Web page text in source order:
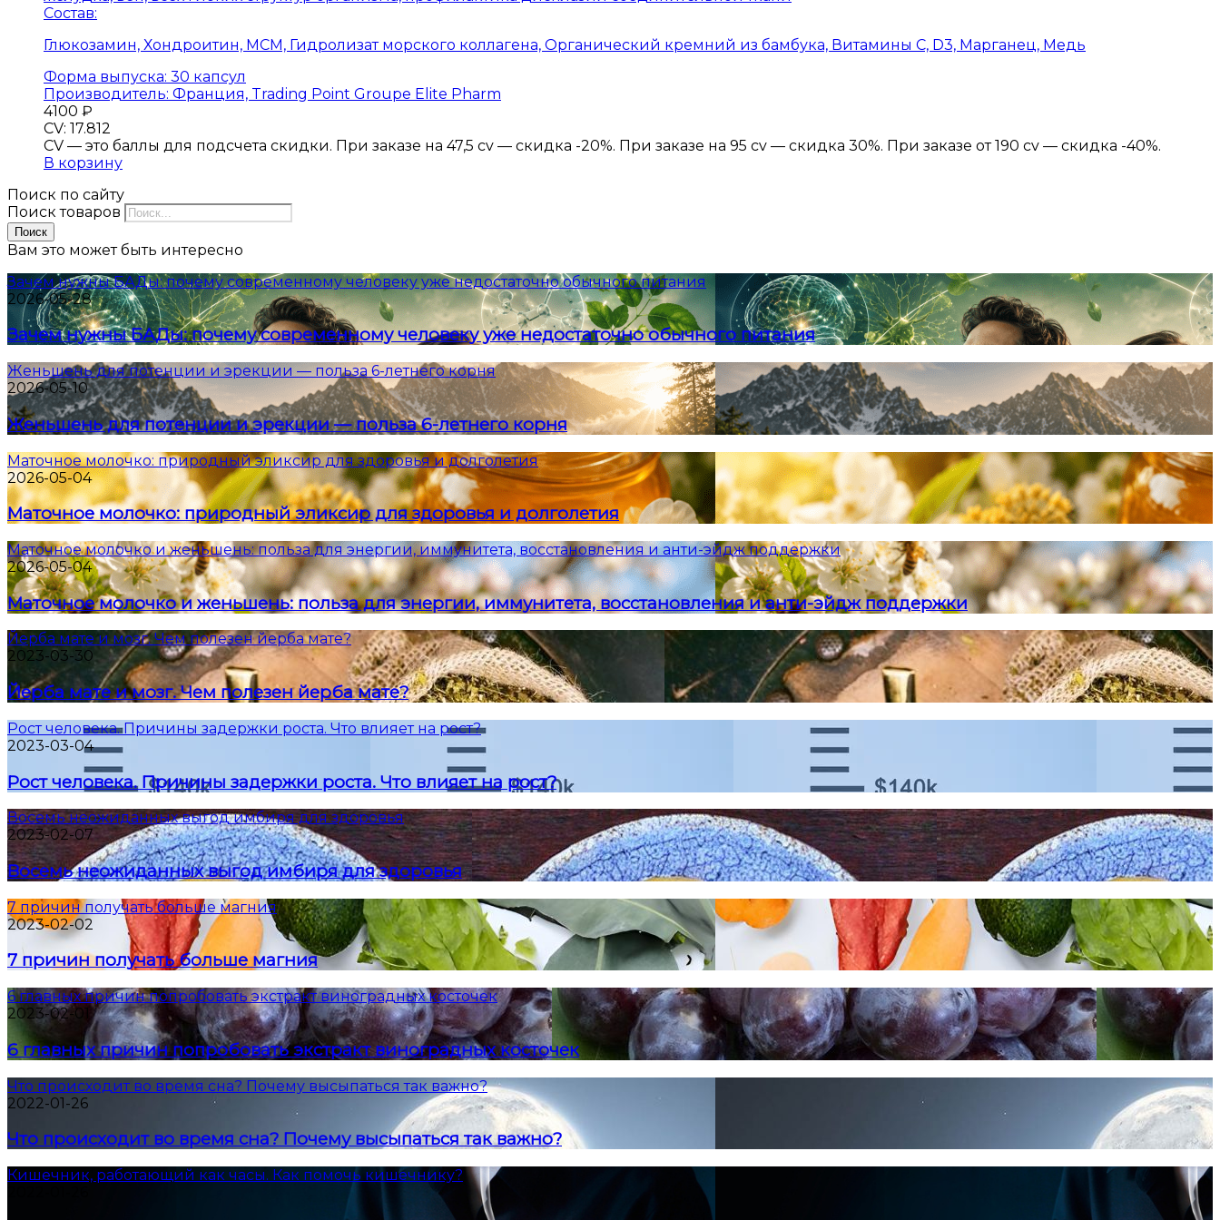
Состав:
Глюкозамин, Хондроитин, МСМ, Гидролизат морского коллагена, Органический кремний из бамбука, Витамины C, D3, Марганец, Медь
Форма выпуска: 30 капсул
Производитель: Франция, Trading Point Groupe Elite Pharm
4100 ₽
CV: 17.812
CV — это баллы для подсчета скидки. При заказе на 47,5 cv — скидка -20%. При заказе на 95 cv — скидка 30%. При заказе от 190 cv — скидка -40%.
В корзину
Поиск по сайту
Поиск товаров
Поиск
Вам это может быть интересно
Зачем нужны БАДы: почему современному человеку уже недостаточно обычного питания
2026-05-28
Зачем нужны БАДы: почему современному человеку уже недостаточно обычного питания
Женьшень для потенции и эрекции — польза 6-летнего корня
2026-05-10
Женьшень для потенции и эрекции — польза 6-летнего корня
Маточное молочко: природный эликсир для здоровья и долголетия
2026-05-04
Маточное молочко: природный эликсир для здоровья и долголетия
Маточное молочко и женьшень: польза для энергии, иммунитета, восстановления и анти-эйдж поддержки
2026-05-04
Маточное молочко и женьшень: польза для энергии, иммунитета, восстановления и анти-эйдж поддержки
Йерба мате и мозг. Чем полезен йерба мате?
2023-03-30
Йерба мате и мозг. Чем полезен йерба мате?
Рост человека. Причины задержки роста. Что влияет на рост?
2023-03-04
Рост человека. Причины задержки роста. Что влияет на рост?
Восемь неожиданных выгод имбиря для здоровья
2023-02-07
Восемь неожиданных выгод имбиря для здоровья
7 причин получать больше магния
2023-02-02
7 причин получать больше магния
6 главных причин попробовать экстракт виноградных косточек
2023-02-01
6 главных причин попробовать экстракт виноградных косточек
Что происходит во время сна? Почему высыпаться так важно?
2022-01-26
Что происходит во время сна? Почему высыпаться так важно?
Кишечник, работающий как часы. Как помочь кишечнику?